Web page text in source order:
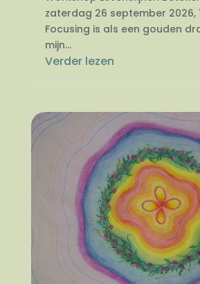
zaterdag 26 september 2026,
Focusing is als een gouden
mijn...
Verder lezen